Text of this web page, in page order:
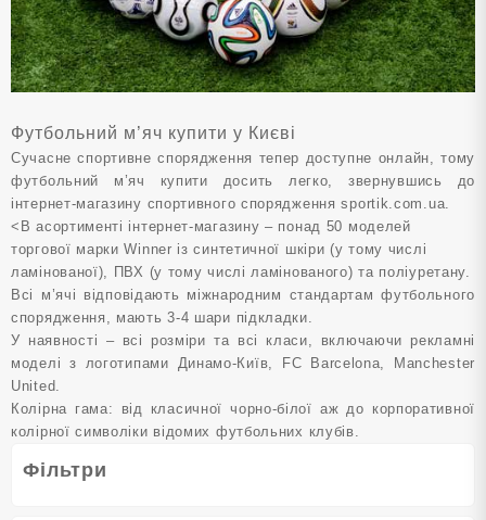
Фільтри
Футбольний м’яч купити у Києві
Сучасне спортивне спорядження тепер доступне онлайн, тому
футбольний м’яч купити досить легко, звернувшись до
інтернет-магазину спортивного спорядження sportik.com.ua.
<В асортименті інтернет-магазину – понад 50 моделей
торгової марки Winner із синтетичної шкіри (у тому числі
ламінованої), ПВХ (у тому числі ламінованого) та поліуретану.
Всі м’ячі відповідають міжнародним стандартам футбольного
спорядження, мають 3-4 шари підкладки.
У наявності – всі розміри та всі класи, включаючи рекламні
моделі з логотипами Динамо-Київ, FC Barcelona, Manchester
United.
Колірна гама: від класичної чорно-білої аж до корпоративної
колірної символіки відомих футбольних клубів.